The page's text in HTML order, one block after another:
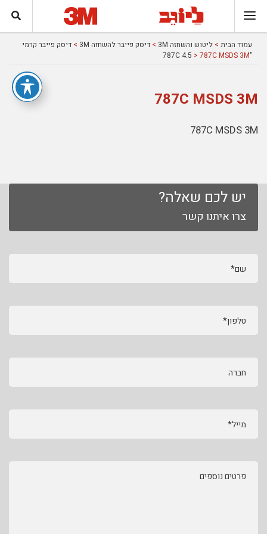
עמוד הבית > ליטוש והשחזה 3M > דיסק פייבר להשחזה 3M > דיסק פייבר קרמי
"787C 4.5
> 787C MSDS 3M
787C MSDS 3M
787C MSDS 3M
יש לכם שאלה?
צרו איתנו קשר
שם*
טלפון*
חברה
מייל*
פרטים נוספים